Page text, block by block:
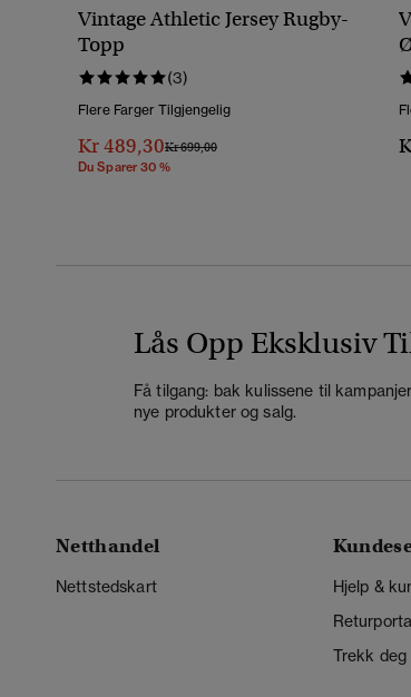
Vintage Athletic Jersey Rugby-
Topp
(3)
Flere Farger Tilgjengelig
Kr 489,30Pris Nedsatt Fra
Kr 699,00Til
Du Sparer 30 %
Lås Opp Eksklusiv
Få tilgang: bak kulissene til
nye produkter og salg.
Netthandel
Nettstedskart
Hjelp &
Trekk